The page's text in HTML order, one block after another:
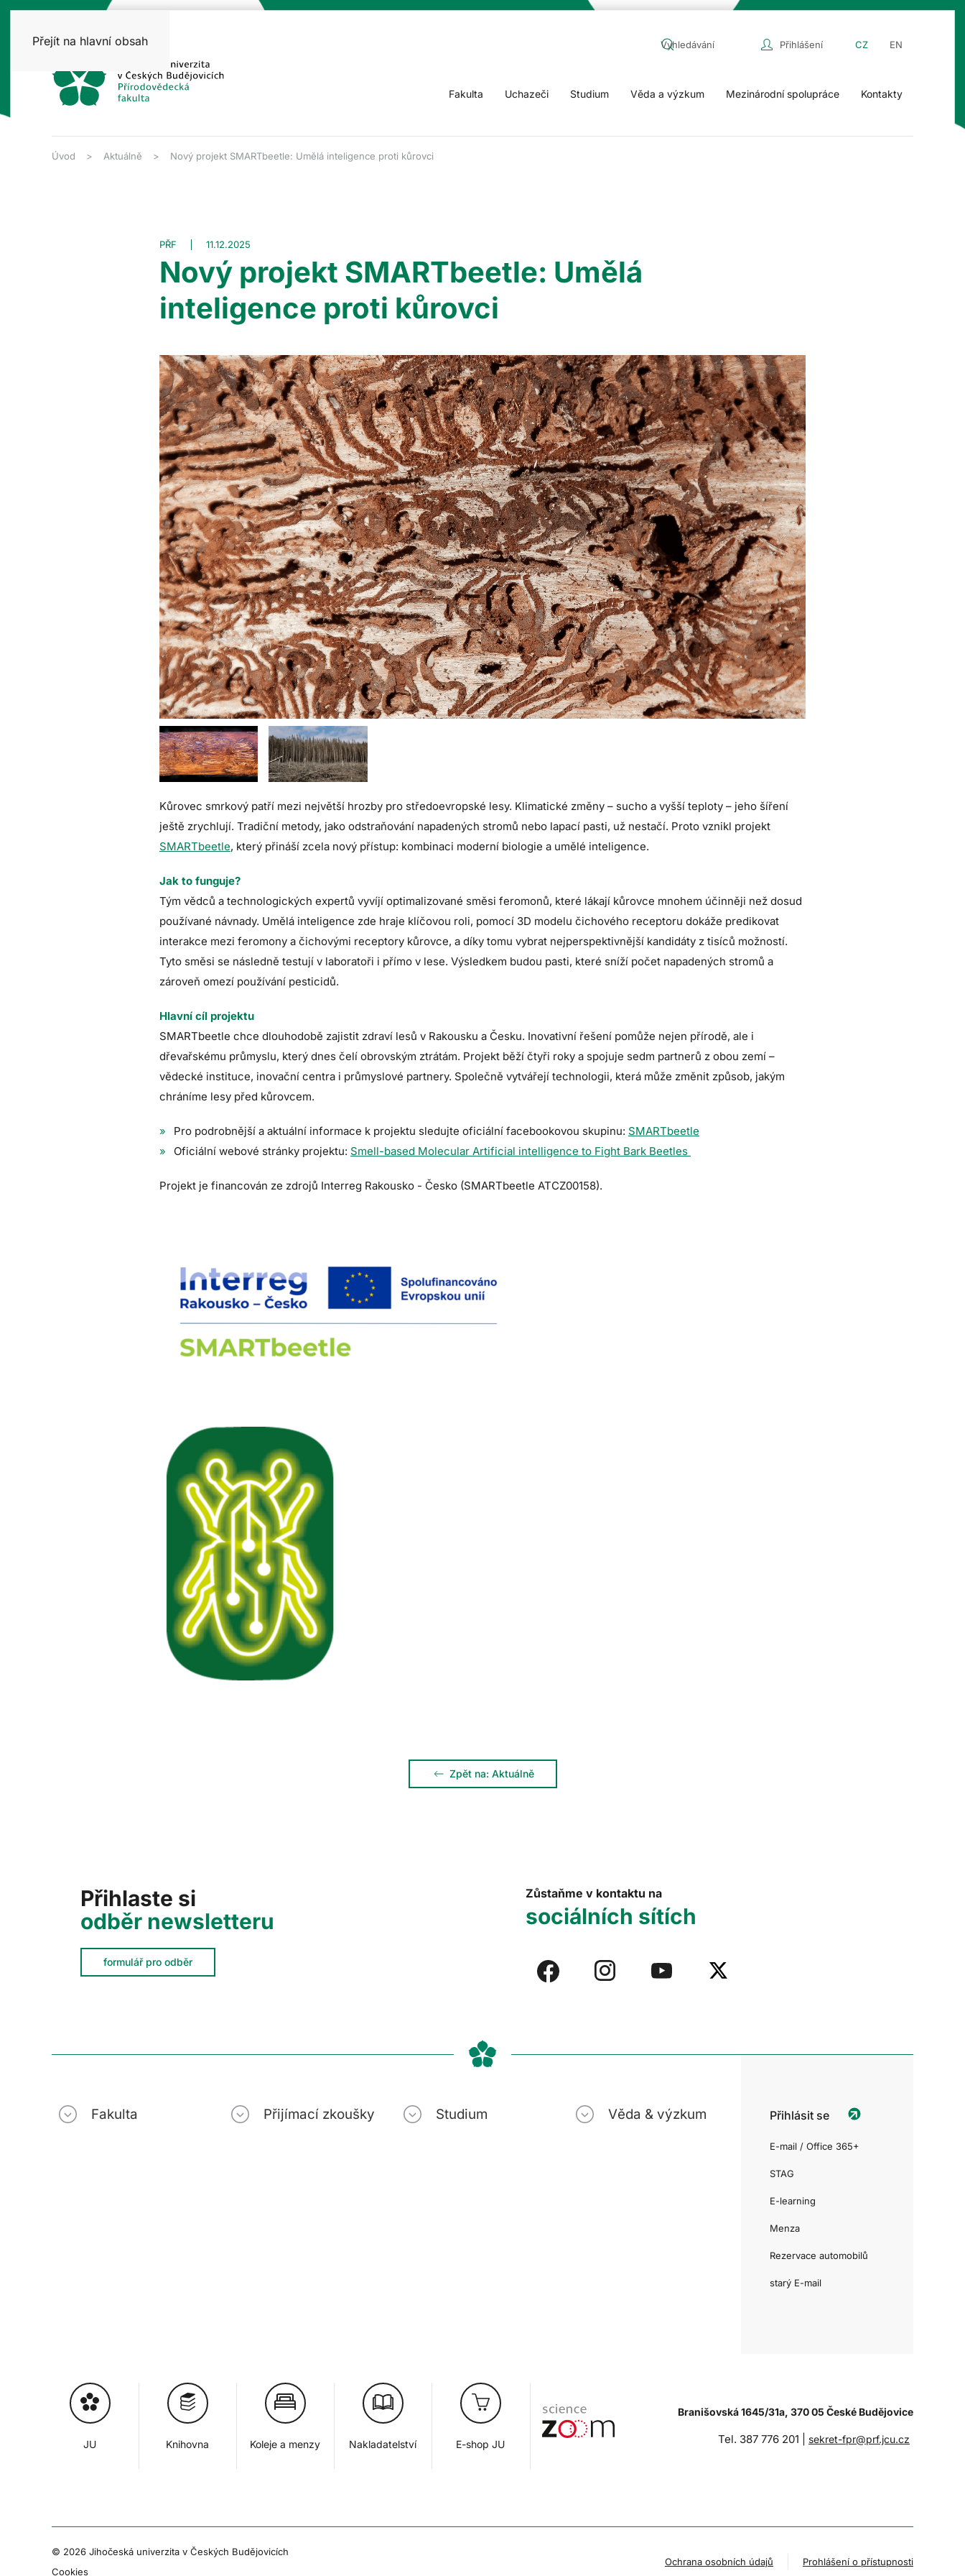
Přejít na hlavní obsah Přihlášení CZ EN
Fakulta Uchazeči Studium Věda a výzkum Mezinárodní spolupráce Kontakty
Úvod Aktuálně Nový projekt SMARTbeetle: Umělá inteligence proti kůrovci
PŘF 11.12.2025
Nový projekt SMARTbeetle: Umělá
inteligence proti kůrovci
Kůrovec smrkový patří mezi největší hrozby pro středoevropské lesy. Klimatické změny – sucho a vyšší teploty – jeho šíření
ještě zrychlují. Tradiční metody, jako odstraňování napadených stromů nebo lapací pasti, už nestačí. Proto vznikl projekt
SMARTbeetle, který přináší zcela nový přístup: kombinaci moderní biologie a umělé inteligence.
Jak to funguje?
Tým vědců a technologických expertů vyvíjí optimalizované směsi feromonů, které lákají kůrovce mnohem účinněji než dosud
používané návnady. Umělá inteligence zde hraje klíčovou roli, pomocí 3D modelu čichového receptoru dokáže predikovat
interakce mezi feromony a čichovými receptory kůrovce, a díky tomu vybrat nejperspektivnější kandidáty z tisíců možností.
Tyto směsi se následně testují v laboratoři i přímo v lese. Výsledkem budou pasti, které sníží počet napadených stromů a
zároveň omezí používání pesticidů.
Hlavní cíl projektu
SMARTbeetle chce dlouhodobě zajistit zdraví lesů v Rakousku a Česku. Inovativní řešení pomůže nejen přírodě, ale i
dřevařskému průmyslu, který dnes čelí obrovským ztrátám. Projekt běží čtyři roky a spojuje sedm partnerů z obou zemí –
vědecké instituce, inovační centra i průmyslové partnery. Společně vytvářejí technologii, která může změnit způsob, jakým
chráníme lesy před kůrovcem.
Pro podrobnější a aktuální informace k projektu sledujte oficiální facebookovou skupinu: SMARTbeetle
Oficiální webové stránky projektu: Smell-based Molecular Artificial intelligence to Fight Bark Beetles
Projekt je financován ze zdrojů Interreg Rakousko - Česko (SMARTbeetle ATCZ00158).
Zpět na: Aktuálně
Přihlaste si
odběr newsletteru
formulář pro odběr
Zůstaňme v kontaktu na
sociálních sítích
Fakulta Přijímací zkoušky Studium Věda & výzkum Přihlásit se
E-mail / Office 365+
STAG
E-learning
Menza
Rezervace automobilů
starý E-mail
JU Knihovna Koleje a menzy Nakladatelství E-shop JU
Branišovská 1645/31a, 370 05 České Budějovice
Tel. 387 776 201 | sekret-fpr@prf.jcu.cz
© 2026 Jihočeská univerzita v Českých Budějovicích
Cookies
Ochrana osobních údajů Prohlášení o přístupnosti